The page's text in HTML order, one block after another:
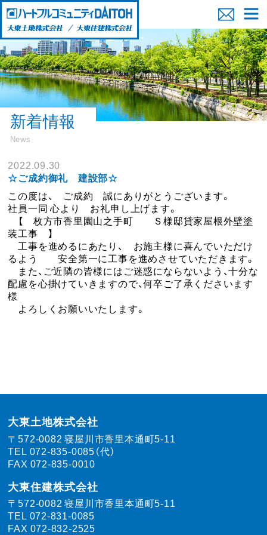
新着情報
News
2022.09.30
☆ご成約御礼 建設部☆
この度は、 ご成約 誠にありがとうございます。
社員一同 心より お礼申し上げます。
【 枚方市香里園山之手町 Ｓ様邸貸家屋根外壁塗
装工事 】
工事を進めるにあたり、 お施主様に喜んでいただけ
るよう 安全第一に工事を進めさせていただきます。
また、ご近隣の皆様にはご迷惑にならないよう、十分な
配慮を心掛けていきますので、何卒ご了承くださいます
様
よろしくお願いいたします。
大東土地株式会社
〒572-0082寝屋川市香里本通町5-11
TEL 072-835-0085（代）
FAX 072-835-0010
大東住建株式会社
〒572-0082寝屋川市香里本通町5-11
TEL 072-831-0085
FAX 072-832-2525